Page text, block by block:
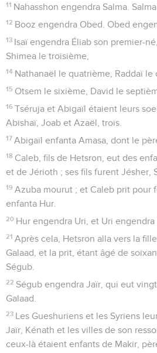
11 Nahasshon engendra Salma.
12 Booz engendra Obed. Obed
13 Isaï engendra Éliab son premier-
Shimea le troisième,
14 Nathanaël le quatrième, Raddaï le
15 Otsem le sixième, David le
16 Tséruja et Abigaïl étaient leurs
Abishaï, Joab et Azaël, trois.
17 Abigaïl enfanta Amasa, dont le
18 Caleb, fils de Hetsron, eut des
et de Jérioth ; ses fils furent Jésher,
19 Azuba mourut ; et Caleb prit pour
enfanta Hur.
20 Hur engendra Uri, et Uri engendra
21 Après cela, Hetsron alla vers la
Galaad, et la prit, étant âgé de
Ségub.
22 Ségub engendra Jaïr, qui eut
Galaad.
23 Les Gueshuriens et les Syriens
Jaïr, Kénath et les villes de son
ceux-là étaient enfants de Makir,